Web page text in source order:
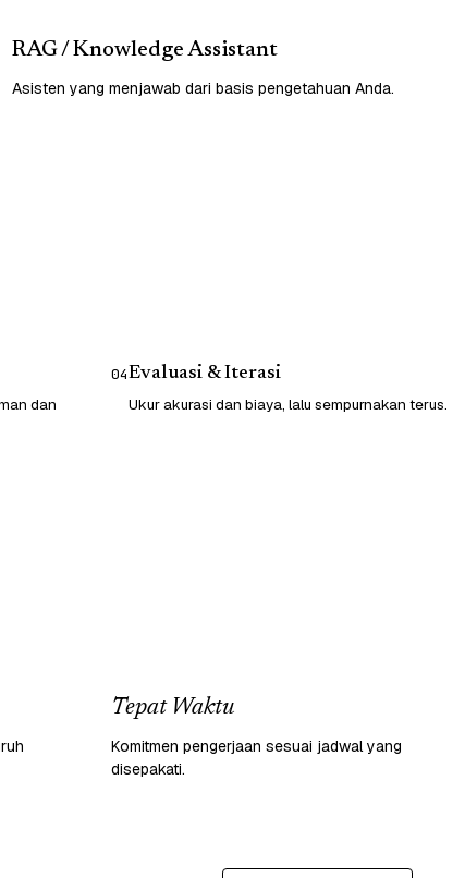
RAG / Knowledge Assistant
Asisten yang menjawab dari basis pengetahuan Anda.
dan
04Evaluasi & Iterasi
Ukur akurasi dan biaya, lalu sempurnakan terus.
Tepat Waktu
Komitmen pengerjaan sesuai jadwal yang
disepakati.